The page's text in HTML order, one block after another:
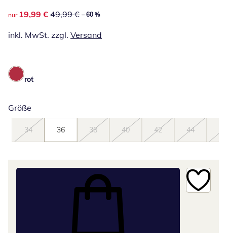
reduzierter Preis 19,99 €, vorheriger Preis: 49,99 €
nur 19,99 € 49,99 € – 60 %
inkl. MwSt. zzgl. Versand
rot
Größe
34 36 38 40 42 44